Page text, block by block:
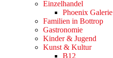
Einzelhandel
Phoenix Galerie
Familien in Bottrop
Gastronomie
Kinder & Jugend
Kunst & Kultur
B12